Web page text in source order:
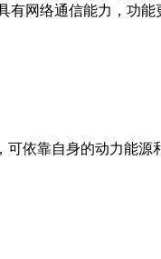
有网络通信能力，功能
依靠自身的动力能